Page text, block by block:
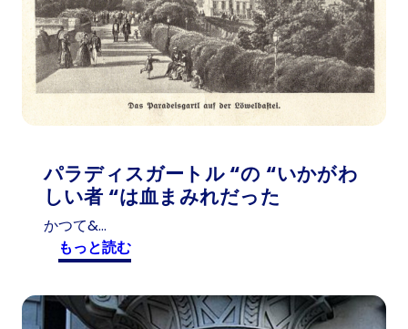
パラディスガートル “の “いかがわ
しい者 “は血まみれだった
かつて&…
もっと読む:
パ
ラ
デ